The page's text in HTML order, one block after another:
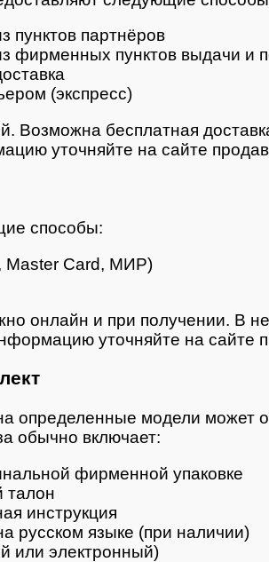
пунктов партнёров
фирменных пунктов выдачи и
(экспресс)
Возможна бесплатная
уточняйте на сайте
способы:
Master Card, МИР)
онлайн и при получении. В
уточняйте на сайте
определенные модели может
обычно включает:
фирменной упаковке
талон
инструкция
русском языке (при наличии)
или электронный)